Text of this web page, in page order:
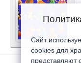
Сайт
cookies для
представляют